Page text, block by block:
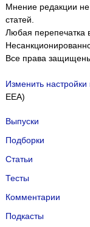
Мнение редакции не
статей.
Любая перепечатка
Все права
Изменить
EEA)
Выпуски
Подборки
Статьи
Тесты
Комментарии
Подкасты